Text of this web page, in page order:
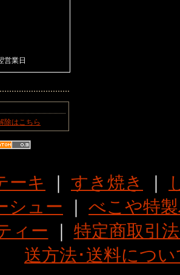
営業日
除はこちら
ーキ ｜ すき焼き ｜
シュー ｜ べこや特
ィー ｜ 特定商取引
送方法･送料につい